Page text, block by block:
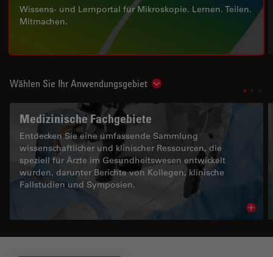
Wissens- und Lernportal für Mikroskopie. Lernen. Teilen.
Mitmachen.
Wählen Sie Ihr Anwendungsgebiet Show subnavigation
Medizinische Fachgebiete
Entdecken Sie eine umfassende Sammlung
wissenschaftlicher und klinischer Ressourcen, die
speziell für Ärzte im Gesundheitswesen entwickelt
wurden, darunter Berichte von Kollegen, klinische
Fallstudien und Symposien.